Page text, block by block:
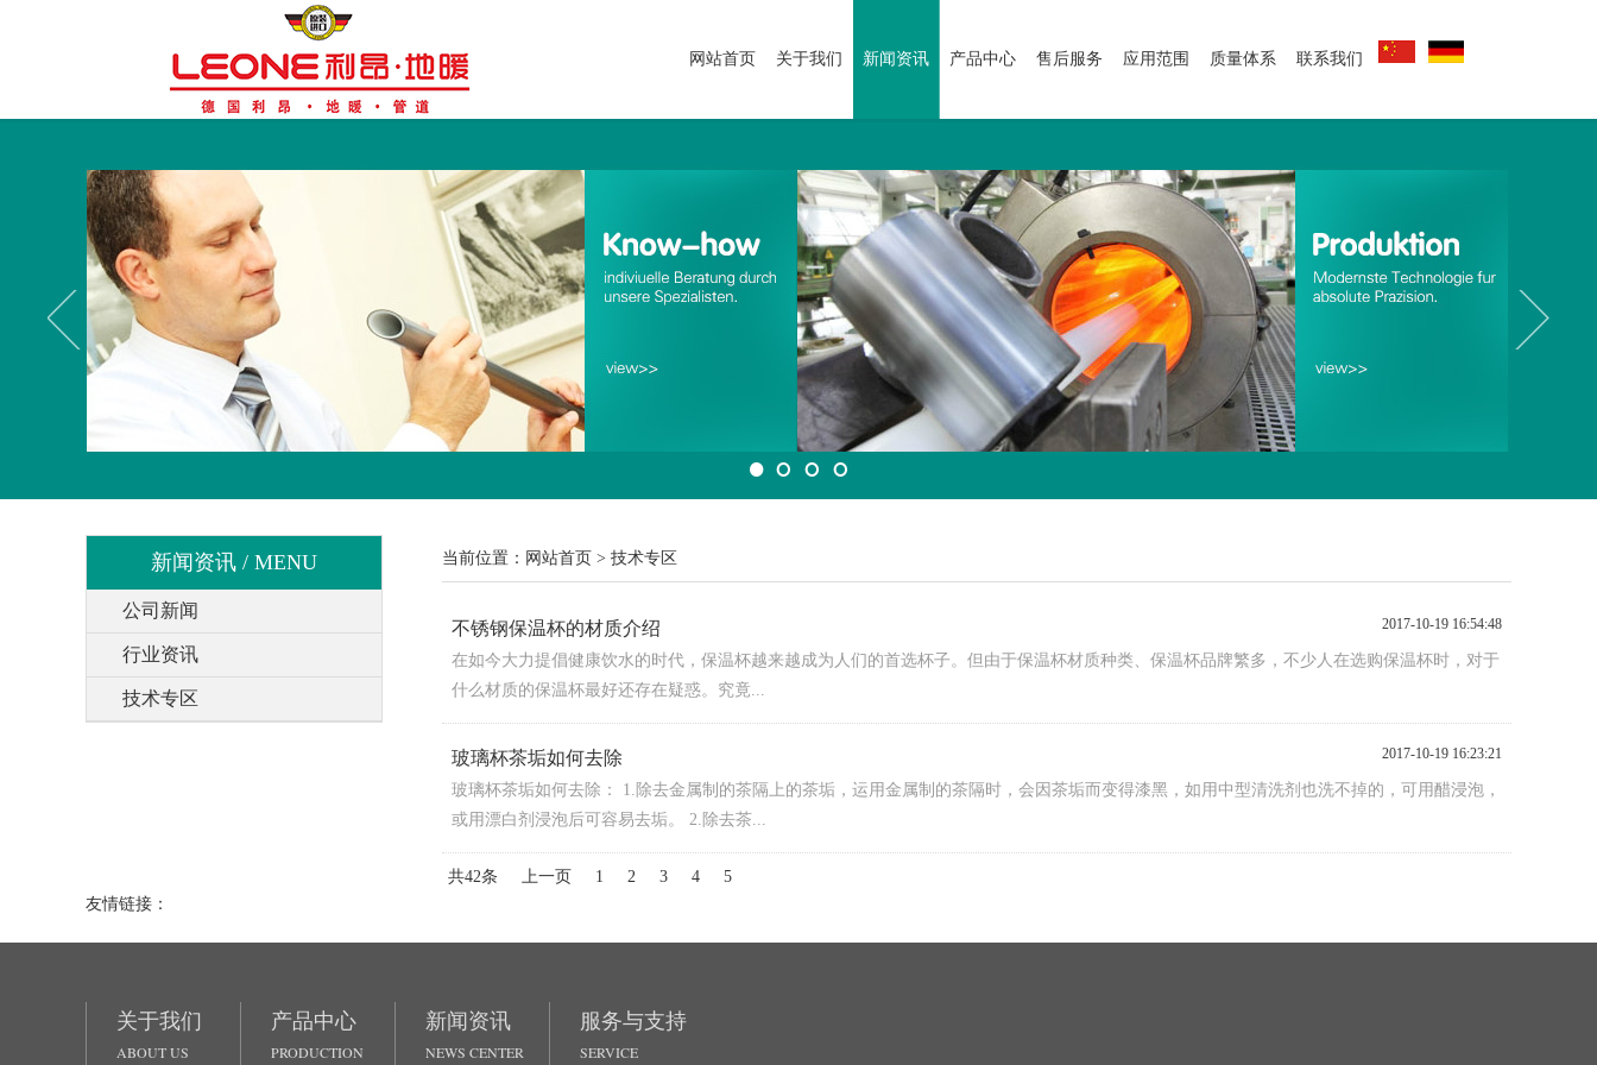
网站首页 关于我们 新闻资讯 产品中心 售后服务 应用范围 质量体系 联系我们
新闻资讯 / MENU
公司新闻
行业资讯
技术专区
当前位置： 网站首页 > 技术专区
不锈钢保温杯的材质介绍 2017-10-19 16:54:48
在如今大力提倡健康饮水的时代，保温杯越来越成为人们的首选杯子。但由于保温杯材质种类、保温杯品牌繁多，不少人在选购保温杯时，对于
什么材质的保温杯最好还存在疑惑。究竟...
玻璃杯茶垢如何去除 2017-10-19 16:23:21
玻璃杯茶垢如何去除： 1.除去金属制的茶隔上的茶垢，运用金属制的茶隔时，会因茶垢而变得漆黑，如用中型清洗剂也洗不掉的，可用醋浸泡，
或用漂白剂浸泡后可容易去垢。 2.除去茶...
共42条 上一页 1 2 3 4
5
友情链接：
关于我们
ABOUT US
产品中心
PRODUCTION
新闻资讯
NEWS CENTER
服务与支持
SERVICE